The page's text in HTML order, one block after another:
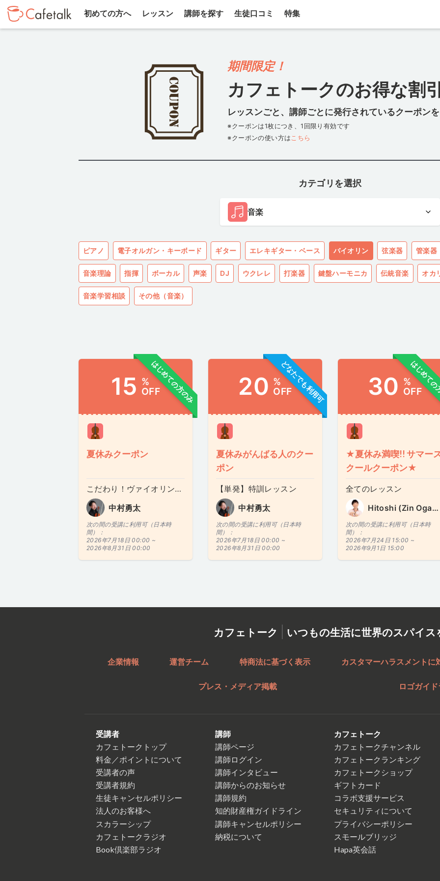
初めての方へ レッスン 講師を探す 生徒口コミ 特集
期間限定！
カフェトークのお得な割
レッスンごと、講師ごとに発行されているクーポン
※クーポンは1枚につき、1回限り有効です
※クーポンの使い方は こちら
カテゴリを選択
音楽
ピアノ 電子オルガン・キーボード ギター エレキギター・ベース バイオリン 弦楽器 管楽器
音楽理論 指揮 ボーカル 声楽 DJ ウクレレ 打楽器 鍵盤ハーモニカ 伝統音楽 オカ
音楽学習相談 その他（音楽）
はじめての方のみ
15 %
OFF
夏休みクーポン
こだわり！ヴァイオリン・レッスン
中村勇太
次の間の受講に利用可（日本時
間）：
2026年7月18日 00:00 ~
2026年8月31日 00:00
どなたでも利用可
20 %
OFF
夏休みがんばる人のクー
ポン
【単発】特訓レッスン
中村勇太
次の間の受講に利用可（日本時
間）：
2026年7月18日 00:00 ~
2026年8月31日 00:00
はじめ
30 %
OFF
★夏休み満喫!! サマー
クールクーポン★
全てのレッスン
Hitoshi (Zin Ogawa)
次の間の受講に利用可（日本時
間）：
2026年7月24日 15:00 ~
2026年9月1日 15:00
カフェトーク | いつもの生活に世界のスパイス
企業情報 運営チーム 特商法に基づく表示 カスタマーハラスメントに
プレス・メディア掲載 ロゴガイ
受講者
カフェトークトップ
料金／ポイントについて
受講者の声
受講者規約
生徒キャンセルポリシー
法人のお客様へ
スカラーシップ
カフェトークラジオ
Book倶楽部ラジオ
講師
講師ページ
講師ログイン
講師インタビュー
講師からのお知らせ
講師規約
知的財産権ガイドライン
講師キャンセルポリシー
納税について
カフェトーク
カフェトークチャンネル
カフェトークランキング
カフェトークショップ
ギフトカード
コラボ支援サービス
セキュリティについて
プライバシーポリシー
スモールブリッジ
Hapa英会話